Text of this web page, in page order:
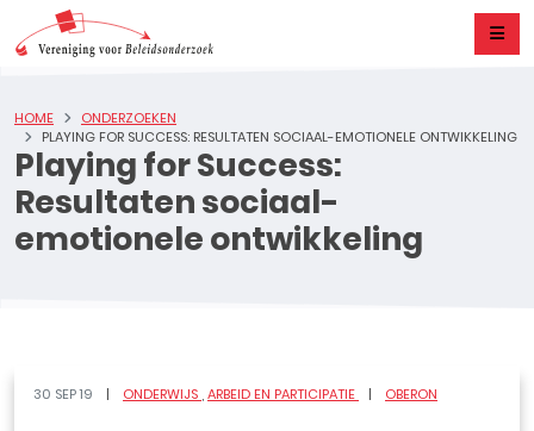
Playing for Success:
Resultaten sociaal-
emotionele ontwikkeling
HOME
ONDERZOEKEN
PLAYING FOR SUCCESS: RESULTATEN SOCIAAL-EMOTIONELE ONTWIKKELING
30 SEP 19 ONDERWIJS ARBEID EN PARTICIPATIE OBERON